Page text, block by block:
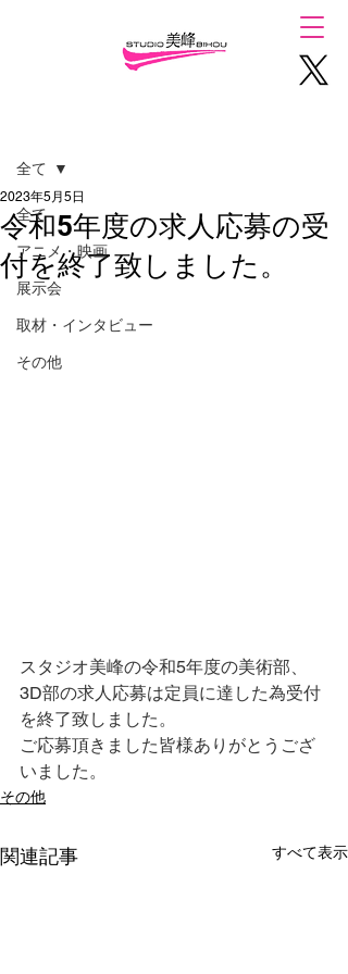
全て
アニメ・映画
展示会
取材・インタビュー
その他
全て
令和5年度の求人応募の受
付を終了致しました。
2023年5月5日
スタジオ美峰の令和5年度の美術部、
3D部の求人応募は定員に達した為受付
を終了致しました。
ご応募頂きました皆様ありがとうござ
いました。
その他
関連記事 すべて表示